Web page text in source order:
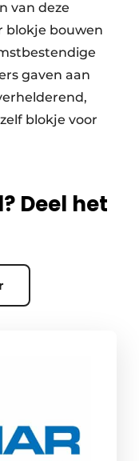
van deze
blokje bouwen
gaven aan
blokje voor
Deel het